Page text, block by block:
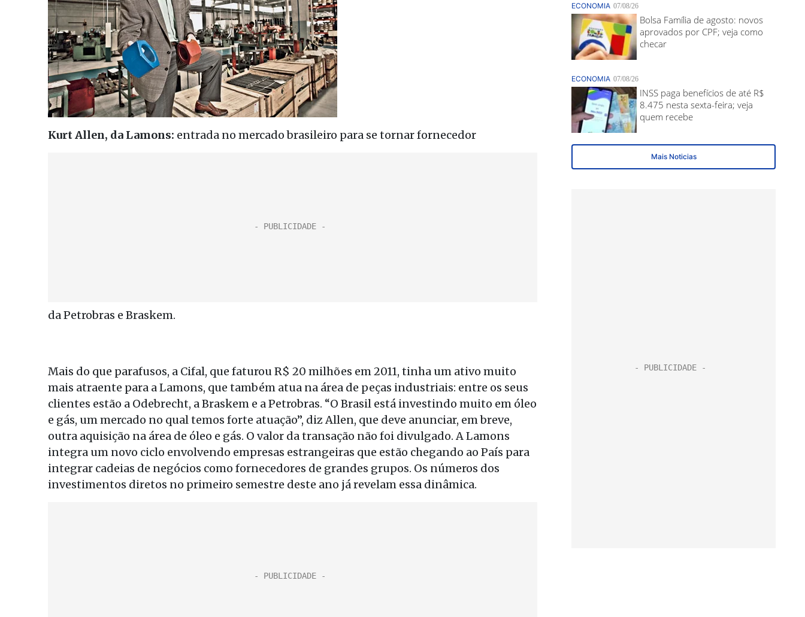
Kurt Allen, da Lamons: entrada no mercado brasileiro para se tornar fornecedor
da Petrobras e Braskem.
Mais do que parafusos, a Cifal, que faturou R$ 20 milhões em 2011, tinha um ativo muito
mais atraente para a Lamons, que também atua na área de peças industriais: entre os seus
clientes estão a Odebrecht, a Braskem e a Petrobras. “O Brasil está investindo muito em óleo
e gás, um mercado no qual temos forte atuação”, diz Allen, que deve anunciar, em breve,
outra aquisição na área de óleo e gás. O valor da transação não foi divulgado. A Lamons
integra um novo ciclo envolvendo empresas estrangeiras que estão chegando ao País para
integrar cadeias de negócios como fornecedores de grandes grupos. Os números dos
investimentos diretos no primeiro semestre deste ano já revelam essa dinâmica.